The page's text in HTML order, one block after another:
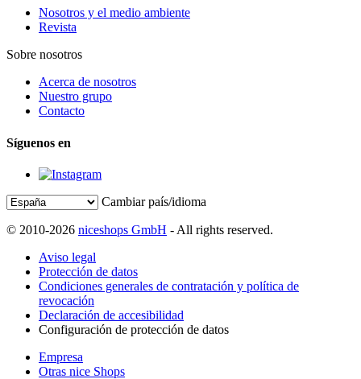
Nosotros y el medio ambiente
Revista
Sobre nosotros
Acerca de nosotros
Nuestro grupo
Contacto
Síguenos en
Cambiar país/idioma
© 2010-2026 niceshops GmbH - All rights reserved.
Aviso legal
Protección de datos
Condiciones generales de contratación y política de
revocación
Declaración de accesibilidad
Configuración de protección de datos
Empresa
Otras nice Shops